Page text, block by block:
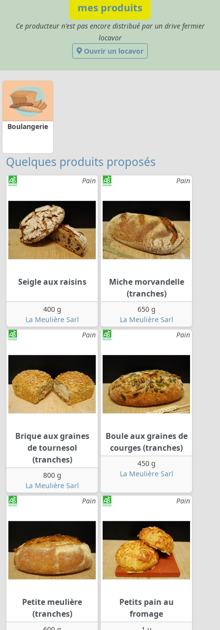
mes produits
Ce producteur n'est pas encore distribué par un drive fermier
locavor
Ouvrir un locavor
Boulangerie
Quelques produits proposés
Pain
Seigle aux raisins
400 g
La Meulière Sarl
Pain
Miche morvandelle
(tranches)
650 g
La Meulière Sarl
Pain
Brique aux graines
de tournesol
(tranches)
800 g
La Meulière Sarl
Pain
Boule aux graines de
courges (tranches)
450 g
La Meulière Sarl
Pain
Petite meulière
(tranches)
Pain
Petits pain au
fromage